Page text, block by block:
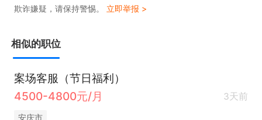
欺诈嫌疑，请保持警惕。 立即举报 >
相似的职位
案场客服（节日福利）
4500-4800元/月
3天前
安庆市